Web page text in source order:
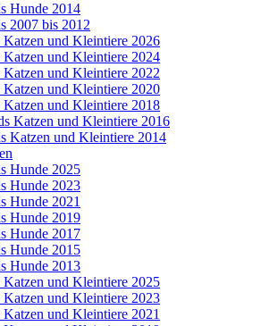
Hunde 2014
2007 bis 2012
Katzen und Kleintiere 2026
Katzen und Kleintiere 2024
Katzen und Kleintiere 2022
Katzen und Kleintiere 2020
Katzen und Kleintiere 2018
Katzen und Kleintiere 2016
Katzen und Kleintiere 2014
Hunde 2025
Hunde 2023
Hunde 2021
Hunde 2019
Hunde 2017
Hunde 2015
Hunde 2013
Katzen und Kleintiere 2025
Katzen und Kleintiere 2023
Katzen und Kleintiere 2021